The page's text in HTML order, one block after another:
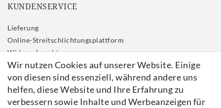
KUNDENSERVICE
Lieferung
Online-Streitschlichtungsplattform
Widerrufs­recht
Impressum
Daten­schutz­erklärung
AGB
Kontakt
Wir nutzen Cookies auf unserer Website. Einige
von diesen sind essenziell, während andere uns
helfen, diese Website und Ihre Erfahrung zu
verbessern sowie Inhalte und Werbeanzeigen für